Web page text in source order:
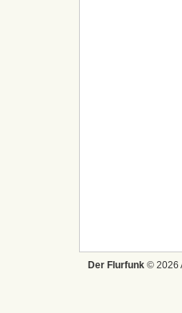
Der Flurfunk © 2026